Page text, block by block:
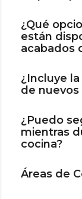
¿Qué
están
acabados
¿Incluye
de
¿Puedo
mientras
cocina?
Áreas de